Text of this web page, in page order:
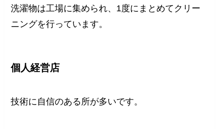
洗濯物は工場に集められ、1度にまとめてクリー
ニングを行っています。
個人経営店
技術に自信のある所が多いです。